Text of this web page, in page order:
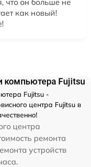
что он больше не
как новый!
компьютера Fujitsu
Fujitsu -
центра Fujitsu в
центра
ремонта
устройств